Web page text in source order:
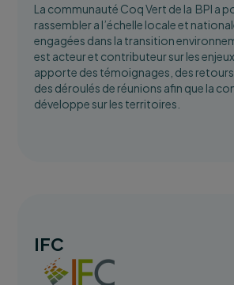
La communauté Coq Vert de la BPI a
rassembler a l’échelle locale et
engagées dans la transition
est acteur et contributeur sur les
apporte des témoignages, des retours
des déroulés de réunions afin que la
développe sur les territoires.
IFC